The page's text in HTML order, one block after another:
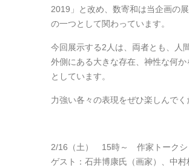
2019」と改め、数寄和は当企画の
の一つとして関わっています。
今回展示する2人は、両者とも、人
外側にある大きな存在、神性な何か
としています。
力強い各々の表現をぜひ楽しんでく
2/16（土） 15時～ 作家トークシ
ゲスト：石井博康氏（画家）、中村